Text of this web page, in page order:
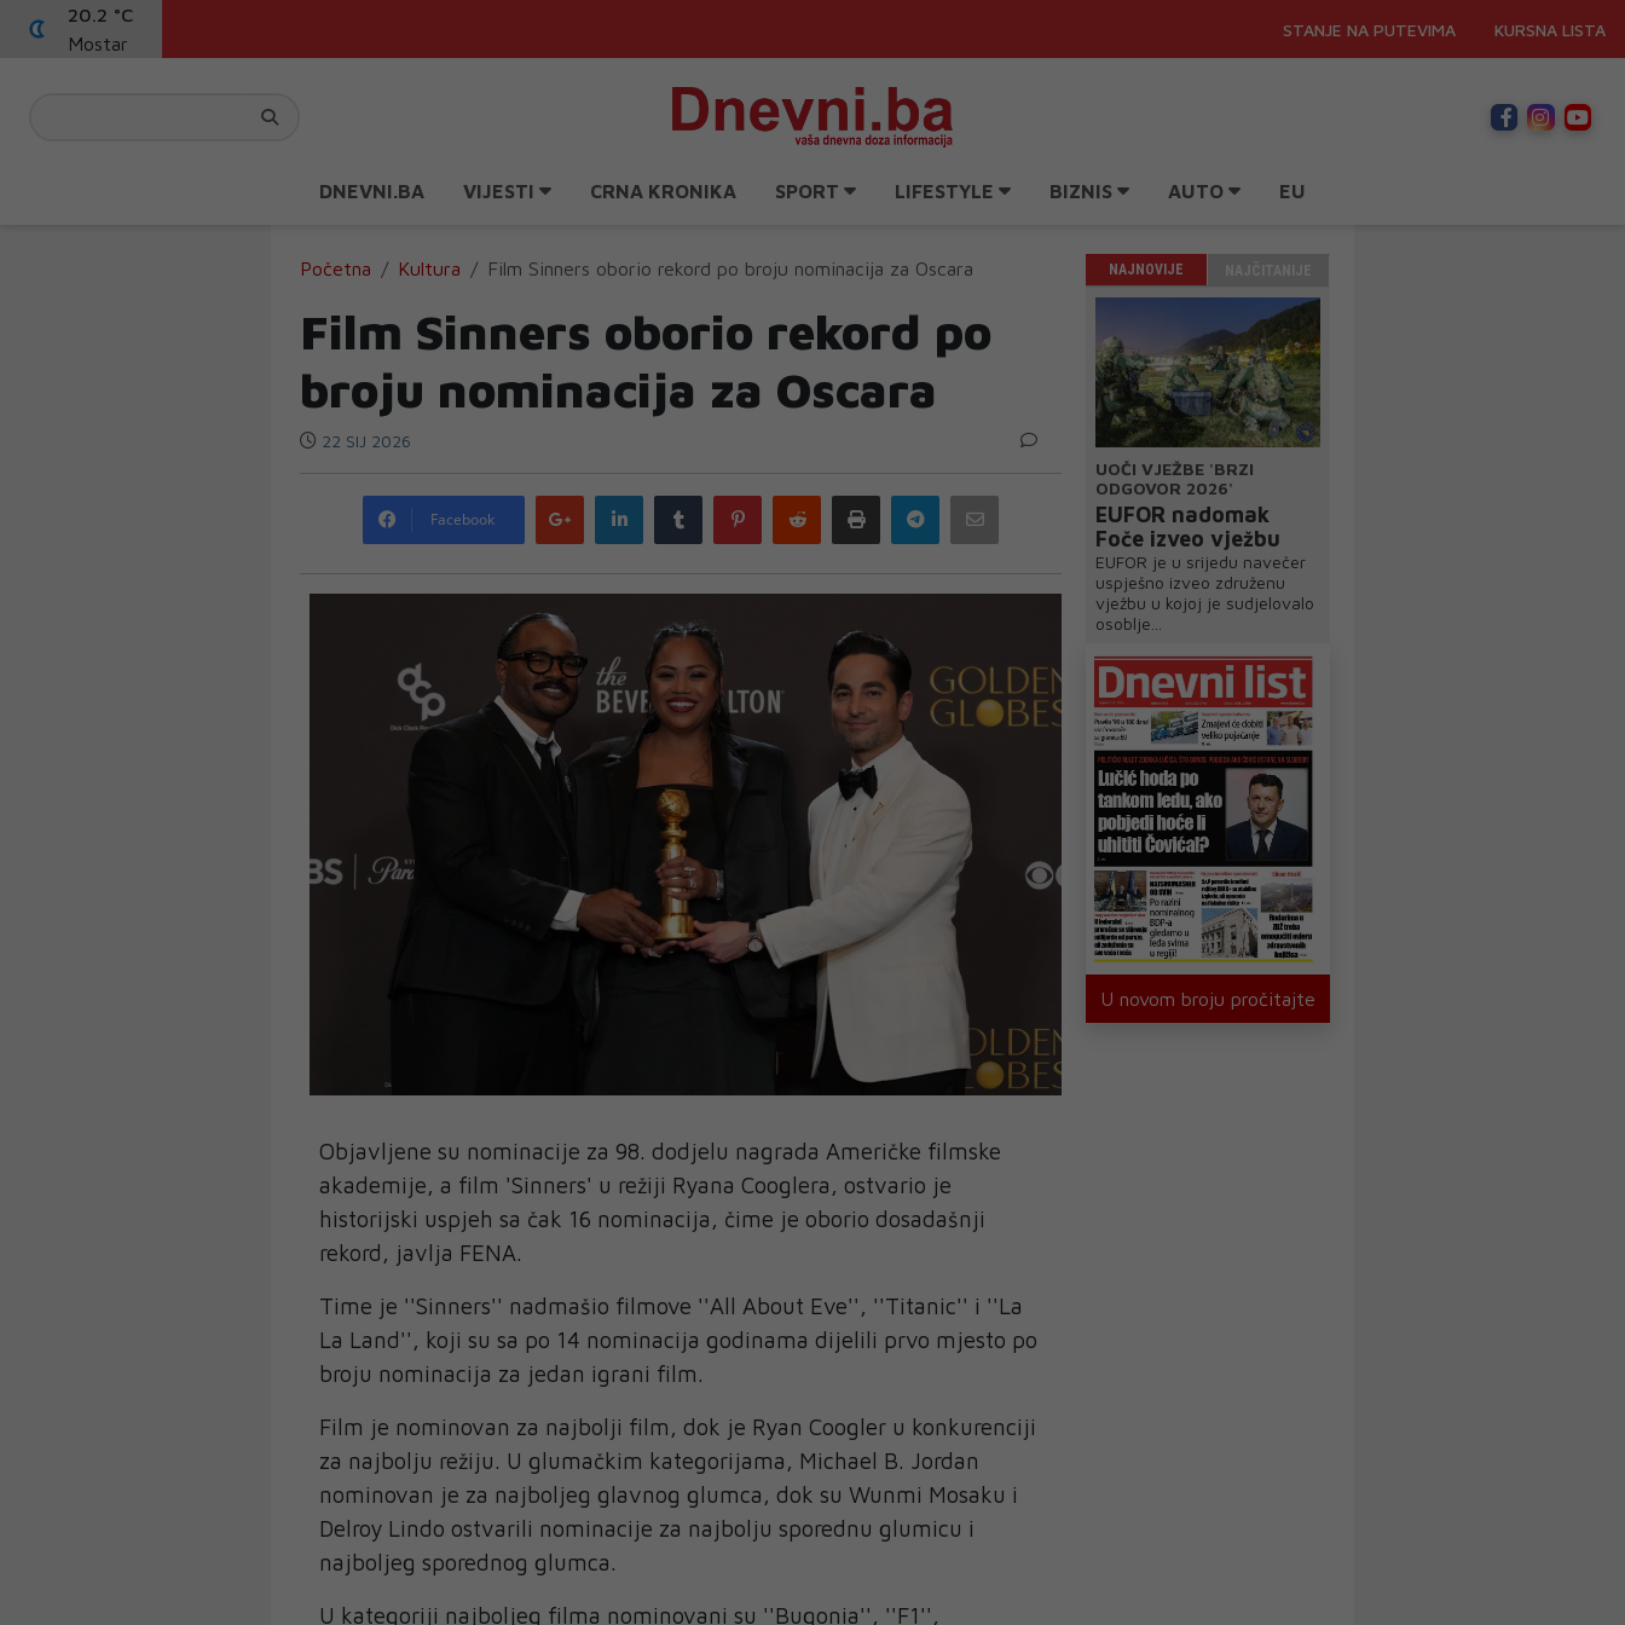
20.2 °C
Mostar
STANJE NA PUTEVIMA KURSNA LISTA
DNEVNI.BA VIJESTI CRNA KRONIKA SPORT LIFESTYLE BIZNIS AUTO EU
Početna Kultura Film Sinners oborio rekord po broju nominacija za Oscara
Film Sinners oborio rekord po
broju nominacija za Oscara
22 SIJ 2026
Facebook
Google
plus
LinkedIn Tumblr PinterestReddit Print Telegram
Objavljene su nominacije za 98. dodjelu nagrada Američke filmske
akademije, a film 'Sinners' u režiji Ryana Cooglera, ostvario je
historijski uspjeh sa čak 16 nominacija, čime je oborio dosadašnji
rekord, javlja FENA.
Time je ''Sinners'' nadmašio filmove ''All About Eve'', ''Titanic'' i ''La
La Land'', koji su sa po 14 nominacija godinama dijelili prvo mjesto po
broju nominacija za jedan igrani film.
Film je nominovan za najbolji film, dok je Ryan Coogler u konkurenciji
za najbolju režiju. U glumačkim kategorijama, Michael B. Jordan
nominovan je za najboljeg glavnog glumca, dok su Wunmi Mosaku i
Delroy Lindo ostvarili nominacije za najbolju sporednu glumicu i
najboljeg sporednog glumca.
U kategoriji najboljeg filma nominovani su ''Bugonia'', ''F1'',
NAJNOVIJE
UOČI VJEŽBE 'BRZI
ODGOVOR 2026'
EUFOR nadomak
Foče izveo vježbu
EUFOR je u srijedu navečer
uspješno izveo združenu
vježbu u kojoj je sudjelovalo
osoblje...
U novom broju pročitajte